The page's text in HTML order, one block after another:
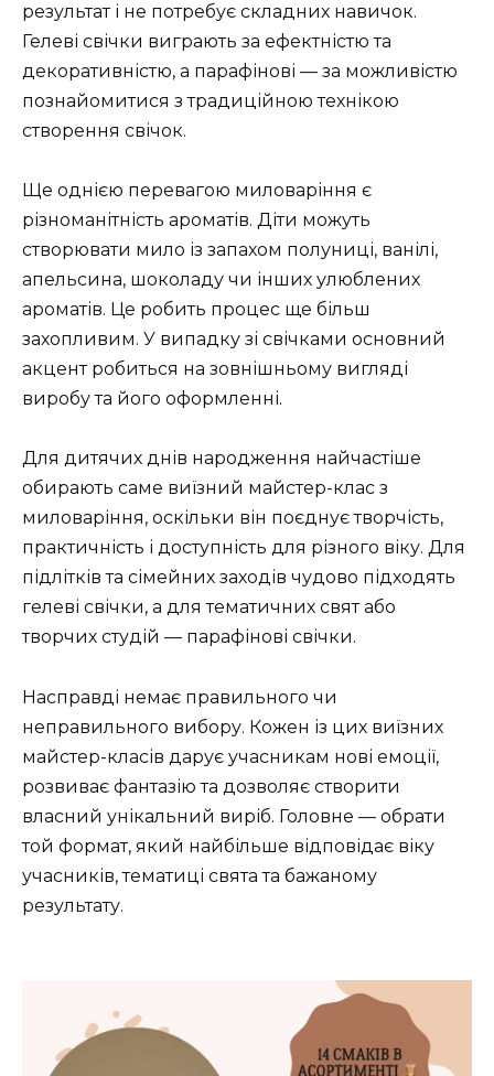
результат і не потребує складних навичок.
Гелеві свічки виграють за ефектністю та
декоративністю, а парафінові — за можливістю
познайомитися з традиційною технікою
створення свічок.
Ще однією перевагою миловаріння є
різноманітність ароматів. Діти можуть
створювати мило із запахом полуниці, ванілі,
апельсина, шоколаду чи інших улюблених
ароматів. Це робить процес ще більш
захопливим. У випадку зі свічками основний
акцент робиться на зовнішньому вигляді
виробу та його оформленні.
Для дитячих днів народження найчастіше
обирають саме виїзний майстер-клас з
миловаріння, оскільки він поєднує творчість,
практичність і доступність для різного віку. Для
підлітків та сімейних заходів чудово підходять
гелеві свічки, а для тематичних свят або
творчих студій — парафінові свічки.
Насправді немає правильного чи
неправильного вибору. Кожен із цих виїзних
майстер-класів дарує учасникам нові емоції,
розвиває фантазію та дозволяє створити
власний унікальний виріб. Головне — обрати
той формат, який найбільше відповідає віку
учасників, тематиці свята та бажаному
результату.